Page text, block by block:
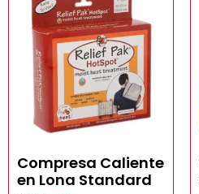
Compresa Caliente
en Lona Standard